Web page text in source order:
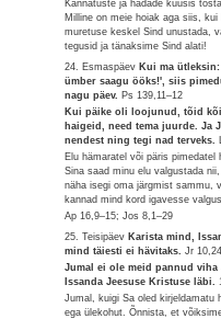
Kannatuste ja hädade küüsis
Milline on meie hoiak aga siis,
muretuse keskel Sind unustada,
tegusid ja tänaksime Sind alati!
24. Esmaspäev Kui ma
ümber saagu ööks!', siis
nagu päev. Ps 139,11–12
Kui päike oli loojunud, tõid
haigeid, need tema juurde. Ja
nendest ning tegi nad terveks.
Elu hämaratel või päris
Sina saad minu elu valgustada
näha isegi oma järgmist sammu,
kannad mind kord igavesse
Ap 16,9–15; Jos 8,1–29
25. Teisipäev Karista mind,
mind täiesti ei hävitaks.Jr 10,24
Jumal ei ole meid pannud viha
Issanda Jeesuse Kristuse läbi.
Jumal, kuigi Sa oled kirjeldamatu
ega ülekohut. Õnnista, et